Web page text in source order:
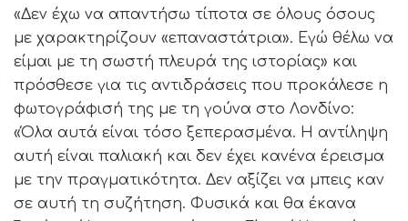
«Δεν έχω να απαντήσω τίποτα σε όλους όσους
με χαρακτηρίζουν «επαναστάτρια». Εγώ θέλω να
είμαι με τη σωστή πλευρά της ιστορίας» και
πρόσθεσε για τις αντιδράσεις που προκάλεσε η
φωτογράφισή της με τη γούνα στο Λονδίνο:
«Όλα αυτά είναι τόσο ξεπερασμένα. Η αντίληψη
αυτή είναι παλιακή και δεν έχει κανένα έρεισμα
με την πραγματικότητα. Δεν αξίζει να μπεις καν
σε αυτή τη συζήτηση. Φυσικά και θα έκανα